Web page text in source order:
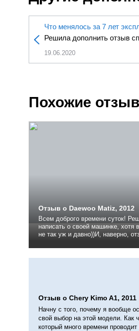
Что менялось за 7 лет
Решила дополнить отзыв
19.06.2020
Похожие
Отзыв о Daewoo Matiz, 2012
Всем доброго времени суток!
написать о своей машинке, хотя
не так уж и давно))И, наверно,
Итак, Матиз моя первая
машина, до этого каталась на
Отзыв о Chery Kimo A1, 2011
Начну с того, почему я вообще
свой выбор на этой модели. Как
который много времени проводит